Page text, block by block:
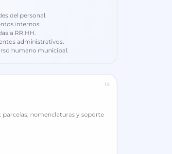
del personal.
internos.
a RR.HH.
administrativos.
humano municipal.
10
nomenclaturas y soporte